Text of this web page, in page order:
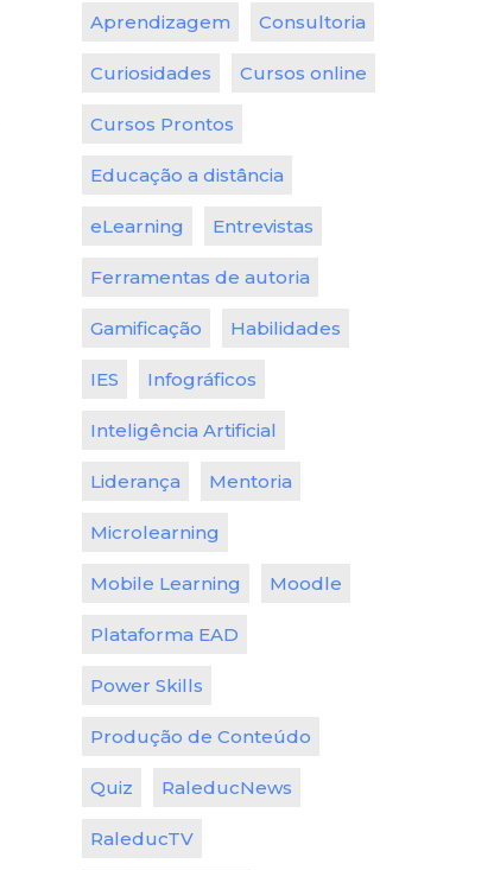
Aprendizagem Consultoria
Curiosidades Cursos online
Cursos Prontos
Educação a distância
eLearning Entrevistas
Ferramentas de autoria
Gamificação Habilidades
IES Infográficos
Inteligência Artificial
Liderança Mentoria
Microlearning
Mobile Learning Moodle
Plataforma EAD
Power Skills
Produção de Conteúdo
Quiz RaleducNews
RaleducTV